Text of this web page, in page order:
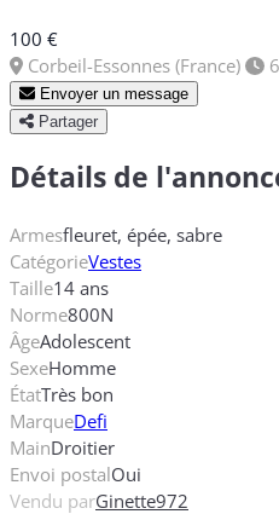
100 €
Corbeil-Essonnes (France)
6
Envoyer un message
Partager
Détails de
Armesfleuret, épée, sabre
CatégorieVestes
Taille14 ans
Norme800N
ÂgeAdolescent
SexeHomme
ÉtatTrès bon
MarqueDefi
MainDroitier
Envoi postalOui
Vendu parGinette972